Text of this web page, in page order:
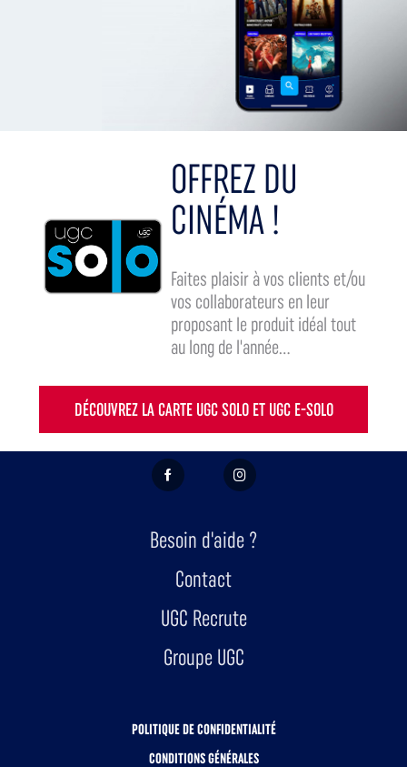
OFFREZ DU
CINÉMA !
Faites plaisir à vos clients et/ou
vos collaborateurs en leur
proposant le produit idéal tout
au long de l'année...
DÉCOUVREZ LA CARTE UGC SOLO ET UGC E-SOLO
FACEBOOK INSTAGRAM
Besoin d'aide ?
Contact
UGC Recrute
Groupe UGC
POLITIQUE DE CONFIDENTIALITÉ
CONDITIONS GÉNÉRALES